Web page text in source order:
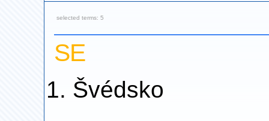
selected terms: 5
SE
Švédsko